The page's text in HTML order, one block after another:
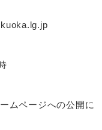
ページへの公開に